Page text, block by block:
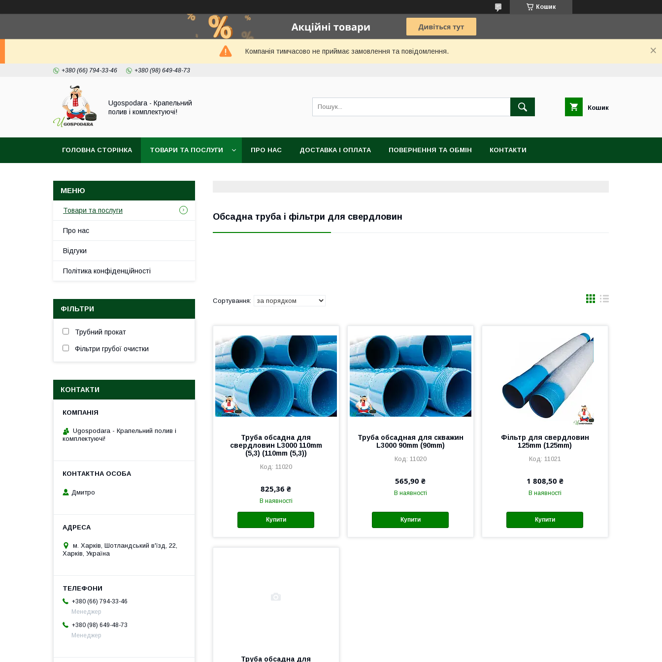
Кошик
Компанія тимчасово не приймає замовлення та повідомлення.
+380 (66) 794-33-46 +380 (98) 649-48-73
Ugospodara - Крапельний
полив і комплектуючі!
Кошик
ГОЛОВНА СТОРІНКА ТОВАРИ ТА ПОСЛУГИ ПРО НАС ДОСТАВКА І ОПЛАТА ПОВЕРНЕННЯ ТА ОБМІН КОНТАКТИ
Обсадна труба і фільтри для свердловин
Труба обсадна для
свердловин L3000 110mm
(5,3) (110mm (5,3))
11020
825,36 ₴
В наявності
Купити
Труба обсадная для скважин
L3000 90mm (90mm)
11020
565,90 ₴
В наявності
Купити
Фільтр для свердловин
125mm (125mm)
11021
1 808,50 ₴
В наявності
Купити
Труба обсадна для
Товари та послуги
Про нас
Відгуки
Політика конфіденційності
ФІЛЬТРИ
Трубний прокат
Фільтри грубої очистки
КОНТАКТИ
Ugospodara - Крапельний полив і
комплектуючі!
Дмитро
м. Харків, Шотландський в'їзд, 22,
Харків, Україна
+380 (66) 794-33-46
Менеджер
+380 (98) 649-48-73
Менеджер